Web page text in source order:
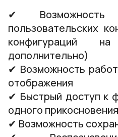
✔ Возможность
пользовательских
конфигураций
дополнительно)
✔ Возможность
отображения
✔ Быстрый доступ к
одного
✔ Возможность